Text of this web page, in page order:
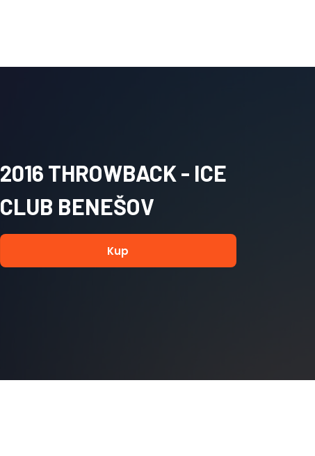
2016 THROWBACK - ICE
CLUB BENEŠOV
Kup